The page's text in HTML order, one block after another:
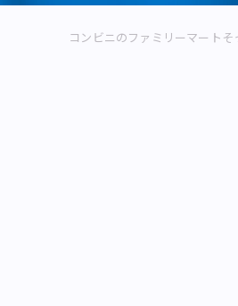
コンビニのファミリーマートそ